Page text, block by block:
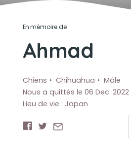
En mémoire de
Ahmad
Chiens Chihuahua
Mâle
Nous a quittés le 06 Dec. 2022
Lieu de vie : Japan